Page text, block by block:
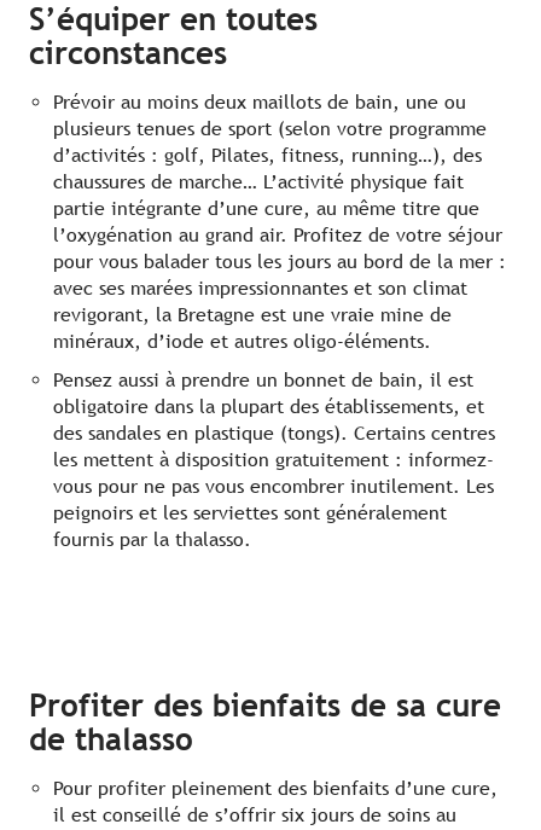
S’équiper en toutes
circonstances
Prévoir au moins deux maillots de bain, une ou
plusieurs tenues de sport (selon votre programme
d’activités : golf, Pilates, fitness, running…), des
chaussures de marche… L’activité physique fait
partie intégrante d’une cure, au même titre que
l’oxygénation au grand air. Profitez de votre séjour
pour vous balader tous les jours au bord de la mer :
avec ses marées impressionnantes et son climat
revigorant, la Bretagne est une vraie mine de
minéraux, d’iode et autres oligo-éléments.
Pensez aussi à prendre un bonnet de bain, il est
obligatoire dans la plupart des établissements, et
des sandales en plastique (tongs). Certains centres
les mettent à disposition gratuitement : informez-
vous pour ne pas vous encombrer inutilement. Les
peignoirs et les serviettes sont généralement
fournis par la thalasso.
Profiter des bienfaits de sa cure
de thalasso
Pour profiter pleinement des bienfaits d’une cure,
il est conseillé de s’offrir six jours de soins au